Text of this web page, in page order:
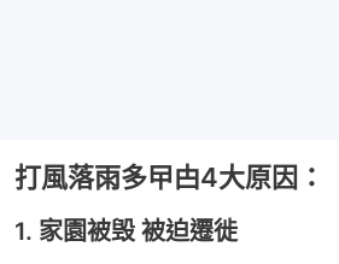
打風落雨多曱甴4大原因：
1. 家園被毁 被迫遷徙